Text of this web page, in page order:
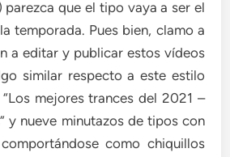
parezca que el tipo vaya a ser el
temporada. Pues bien, clamo a
a editar y publicar estos vídeos
similar respecto a este estilo
mejores trances del 2021 –
y nueve minutazos de tipos con
como chiquillos